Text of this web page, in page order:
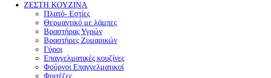
ΖΕΣΤΗ ΚΟΥΖΙΝΑ
Πλατό- Εστίες
Θερμαντικό με λάμπες
Βραστήρας Υγρών
Βραστήρες Ζυμαρικών
Γύροι
Επαγγελματικές κουζίνες
Φούρνοι Επαγγελματικοί
Φριτέζες